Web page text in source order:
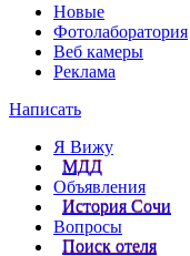
Новые
Фотолаборатория
Веб камеры
Реклама
Написать
Я Вижу
МДД
Объявления
История Сочи
Вопросы
Поиск отеля